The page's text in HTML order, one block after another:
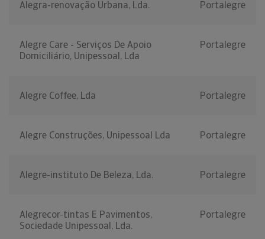
Alegra-renovação Urbana, Lda. Portalegre
Alegre Care - Serviços De Apoio
Domiciliário, Unipessoal, Lda
Portalegre
Alegre Coffee, Lda Portalegre
Alegre Construções, Unipessoal Lda Portalegre
Alegre-instituto De Beleza, Lda. Portalegre
Alegrecor-tintas E Pavimentos,
Sociedade Unipessoal, Lda.
Portalegre